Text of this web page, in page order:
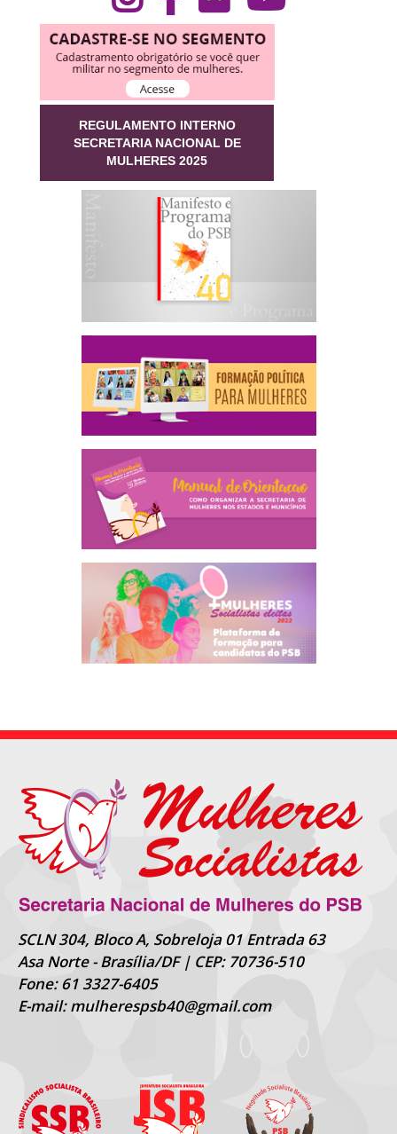
REGULAMENTO INTERNO
SECRETARIA NACIONAL DE
MULHERES 2025
SCLN 304, Bloco A, Sobreloja 01 Entrada 63
Asa Norte - Brasília/DF | CEP: 70736-510
Fone: 61 3327-6405
E-mail: mulherespsb40@gmail.com